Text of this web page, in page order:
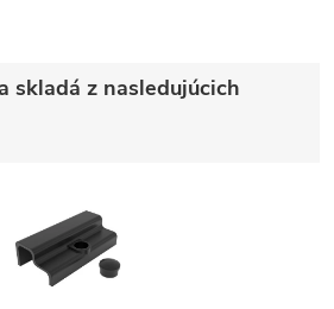
skladá z nasledujúcich